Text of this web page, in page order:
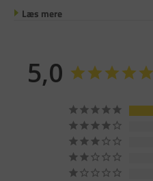
Læs mere
5,0